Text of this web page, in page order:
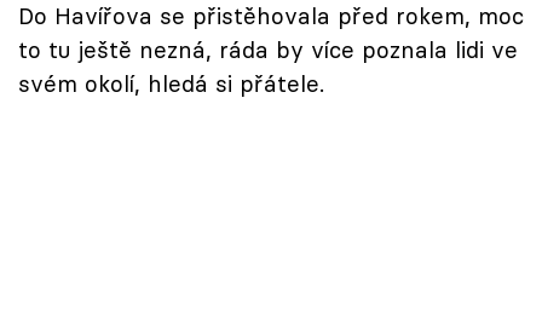
Speciál: Cuketa
Těhotnej kuchař
Do Havířova se přistěhovala před rokem, moc
to tu ještě nezná, ráda by více poznala lidi ve
svém okolí, hledá si přátele.